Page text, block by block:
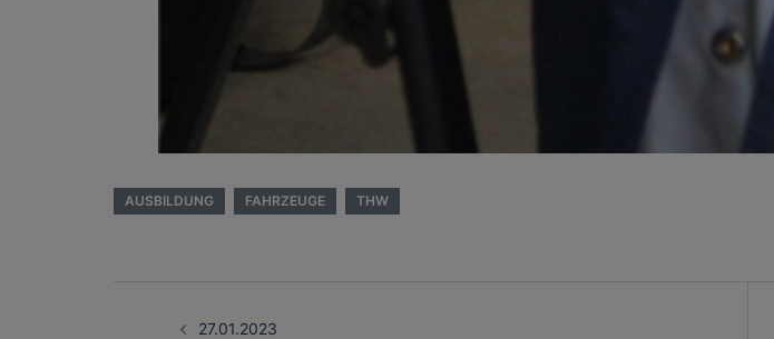
AUSBILDUNG FAHRZEUGE THW
Beitragsnavigation
27.01.2023